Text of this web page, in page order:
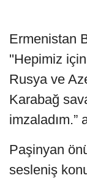
Ermenistan
''Hepimiz
Rusya ve
Karabağ
imzaladım.”
Paşinyan
sesleniş